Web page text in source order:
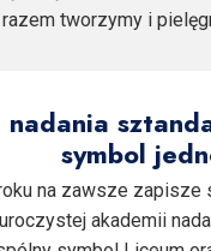
tworzymy i
nadania
symbol
na zawsze zapisze
akademii